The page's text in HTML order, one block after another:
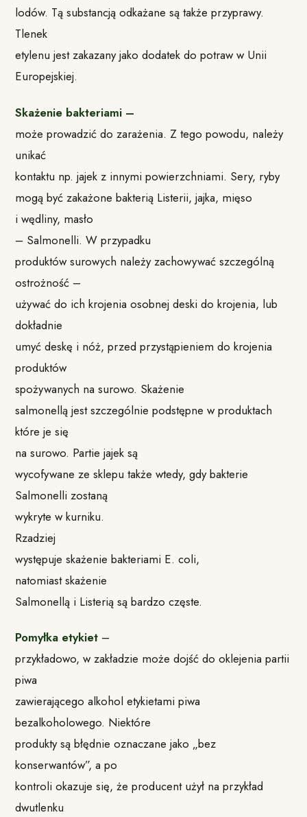
lodów. Tą substancją odkażane są także przyprawy.
Tlenek
etylenu jest zakazany jako dodatek do potraw w Unii
Europejskiej.
Skażenie bakteriami –
może prowadzić do zarażenia. Z tego powodu, należy
unikać
kontaktu np. jajek z innymi powierzchniami. Sery, ryby
mogą być zakażone bakterią Listerii, jajka, mięso
i wędliny, masło
– Salmonelli.W przypadku
produktów surowych należy zachowywać szczególną
ostrożność –
używać do ich krojenia osobnej deski do krojenia, lub
dokładnie
umyć deskę i nóż, przed przystąpieniem do krojenia
produktów
spożywanych na surowo. Skażenie
salmonellą jest szczególnie podstępne w produktach
które je się
na surowo. Partie jajek są
wycofywane ze sklepu także wtedy, gdy bakterie
Salmonelli zostaną
wykryte w kurniku.
Rzadziej
występuje skażenie bakteriami E.coli,
natomiast skażenie
Salmonellą i Listerią są bardzo częste.
Pomyłka etykiet –
przykładowo, w zakładzie może dojść do oklejenia partii
piwa
zawierającego alkohol etykietami piwa
bezalkoholowego. Niektóre
produkty są błędnie oznaczane jako „bez
konserwantów”, a po
kontroli okazuje się, że producent użył na przykład
dwutlenku